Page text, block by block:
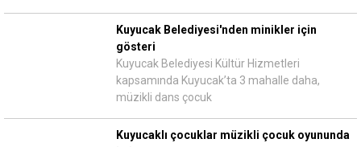
Kuyucak Belediyesi'nden minikler için
gösteri
Kuyucak Belediyesi Kültür Hizmetleri
kapsamında Kuyucak’ta 3 mahalle daha,
müzikli dans çocuk
Kuyucaklı çocuklar müzikli çocuk oyununda